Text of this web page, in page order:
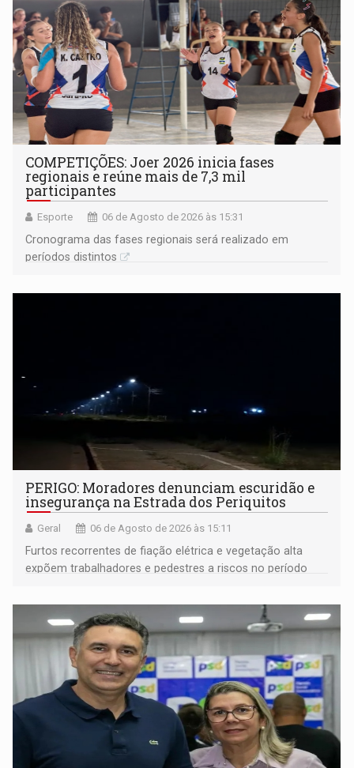
COMPETIÇÕES: Joer 2026 inicia fases
regionais e reúne mais de 7,3 mil
participantes
Esporte 06 de Agosto de 2026 às 15:31
Cronograma das fases regionais será realizado em
períodos distintos
PERIGO: Moradores denunciam escuridão e
insegurança na Estrada dos Periquitos
Geral 06 de Agosto de 2026 às 15:11
Furtos recorrentes de fiação elétrica e vegetação alta
expõem trabalhadores e pedestres a riscos no período